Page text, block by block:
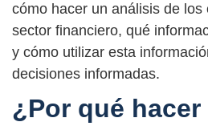
cómo hacer un análisis de los
sector financiero, qué
y cómo utilizar esta
decisiones informadas.
¿Por qué